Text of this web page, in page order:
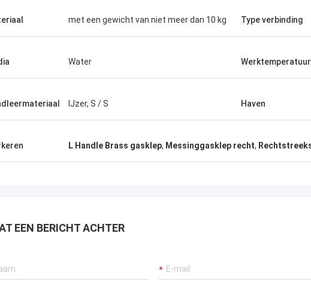
met een gewicht van niet meer dan 10 kg Type verbinding
Water Werktemperatuur
IJzer, S / S Haven
L Handle Brass gasklep, Messinggasklep recht,
EEN BERICHT ACHTER